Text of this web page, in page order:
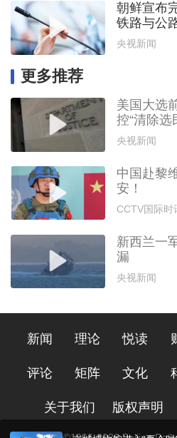
朝鲜宣布
铁路与公
央视新闻
更多推荐
美国大选
控“清除选
央视新闻
中国赴黎
安！
CCTV国际时
新西兰一
漏
央视新闻
新闻 理论 悦读
评论 矩阵 文化
关于我们 版权声明